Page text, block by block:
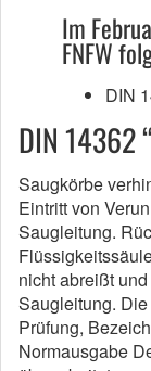
Im
FNFW
DIN
DIN 14362
Saugkörbe
Eintritt von
Saugleitung.
nicht abreißt
Saugleitung.
Prüfung,
Normausgabe